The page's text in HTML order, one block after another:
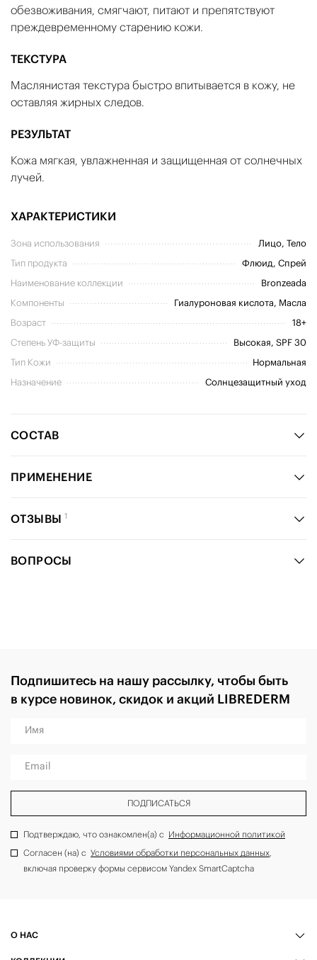
обезвоживания, смягчают, питают и препятствуют
преждевременному старению кожи.
ТЕКСТУРА
Маслянистая текстура быстро впитывается в кожу, не
оставляя жирных следов.
РЕЗУЛЬТАТ
Кожа мягкая, увлажненная и защищенная от солнечных
лучей.
ХАРАКТЕРИСТИКИ
Зона использования
Лицо, Тело
Тип продукта
Флюид, Спрей
Наименование коллекции
Bronzeada
Компоненты
Гиалуроновая кислота, Масла
Возраст
18+
Степень УФ-защиты
Высокая, SPF 30
Тип Кожи
Нормальная
Назначение
Солнцезащитный уход
СОСТАВ
ПРИМЕНЕНИЕ
ОТЗЫВЫ 1
ВОПРОСЫ
Подпишитесь на нашу рассылку, чтобы быть
в курсе новинок, скидок и акций LIBREDERM
Имя
Email
ПОДПИСАТЬСЯ
Подтверждаю, что ознакомлен(а) с Информационной политикой
Согласен (на) с Условиями обработки персональных данных,
включая проверку формы сервисом Yandex SmartCaptcha
О НАС